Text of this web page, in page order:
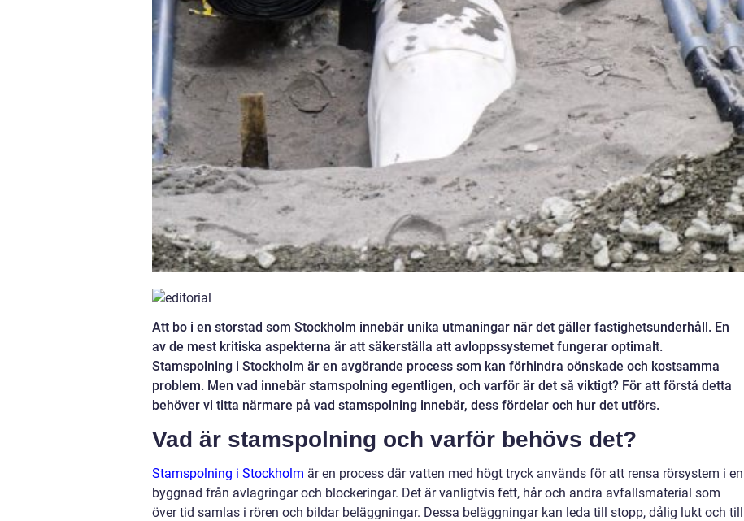
Att bo i en storstad som Stockholm innebär unika utmaningar när det gäller fastighetsunderhåll. En
av de mest kritiska aspekterna är att säkerställa att avloppssystemet fungerar optimalt.
Stamspolning i Stockholm är en avgörande process som kan förhindra oönskade och kostsamma
problem. Men vad innebär stamspolning egentligen, och varför är det så viktigt? För att förstå detta
behöver vi titta närmare på vad stamspolning innebär, dess fördelar och hur det utförs.
Vad är stamspolning och varför behövs det?
Stamspolning i Stockholm är en process där vatten med högt tryck används för att rensa rörsystem i en
byggnad från avlagringar och blockeringar. Det är vanligtvis fett, hår och andra avfallsmaterial som
över tid samlas i rören och bildar beläggningar. Dessa beläggningar kan leda till stopp, dålig lukt och till